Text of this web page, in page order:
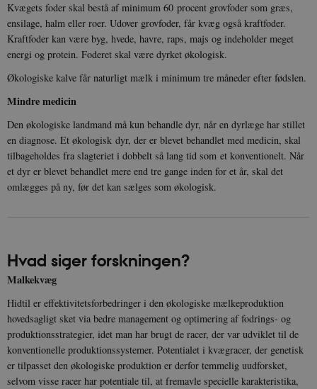
Kvægets foder skal bestå af minimum 60 procent grovfoder som græs,
ensilage, halm eller roer. Udover grovfoder, får kvæg også kraftfoder.
Kraftfoder kan være byg, hvede, havre, raps, majs og indeholder meget
energi og protein. Foderet skal være dyrket økologisk.
Økologiske kalve får naturligt mælk i minimum tre måneder efter fødslen.
Mindre medicin
Den økologiske landmand må kun behandle dyr, når en dyrlæge har stillet
en diagnose. Et økologisk dyr, der er blevet behandlet med medicin, skal
tilbageholdes fra slagteriet i dobbelt så lang tid som et konventionelt. Når
et dyr er blevet behandlet mere end tre gange inden for et år, skal det
omlægges på ny, før det kan sælges som økologisk.
Hvad siger forskningen?
Malkekvæg
Hidtil er effektivitetsforbedringer i den økologiske mælkeproduktion
hovedsagligt sket via bedre management og optimering af fodrings- og
produktionsstrategier, idet man har brugt de racer, der var udviklet til de
konventionelle produktionssystemer. Potentialet i kvægracer, der genetisk
er tilpasset den økologiske produktion er derfor temmelig uudforsket,
selvom visse racer har potentiale til, at fremavle specielle karakteristika,